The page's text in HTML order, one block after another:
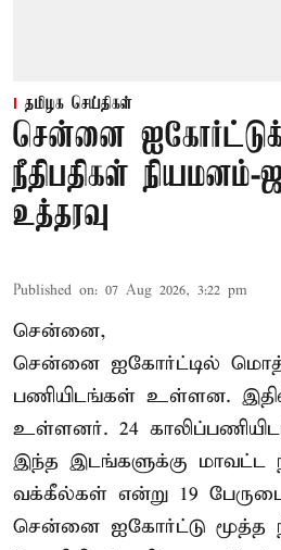
தமிழக செய்திகள்
சென்னை
நீதிபதிகள் நியமனம்-
உத்தரவு
Published on: 07 Aug 2026, 3:22 pm
சென்னை,
சென்னை ஐகோர்ட்டில்
பணியிடங்கள் உள்ளன. இதில்
உள்ளனர். 24
இந்த இடங்களுக்கு மாவட்ட
வக்கீல்கள் என்று 19
சென்னை ஐகோர்ட்டு மூத்த